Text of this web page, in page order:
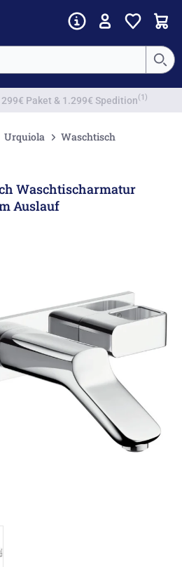
Urquiola Waschtisch
Waschtischarmatur
Auslauf